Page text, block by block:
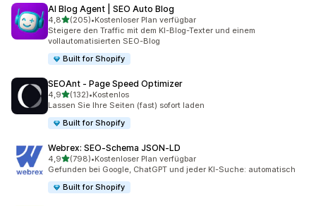
AI Blog Agent | SEO Auto Blog
4,8von 5 Sternen
(205)
205 Rezensionen insgesamt
•Kostenloser Plan verfügbar
Steigere den Traffic mit dem KI-Blog-Texter und einem
vollautomatisierten SEO-Blog
Built for Shopify
SEOAnt ‑ Page Speed Optimizer
4,9von 5 Sternen
(132)
132 Rezensionen insgesamt
•Kostenlos
Lassen Sie Ihre Seiten (fast) sofort laden
Built for Shopify
Webrex: SEO‑Schema JSON‑LD
4,9von 5 Sternen
(798)
798 Rezensionen insgesamt
•Kostenloser Plan verfügbar
Gefunden bei Google, ChatGPT und jeder KI-Suche: automatisch
Built for Shopify